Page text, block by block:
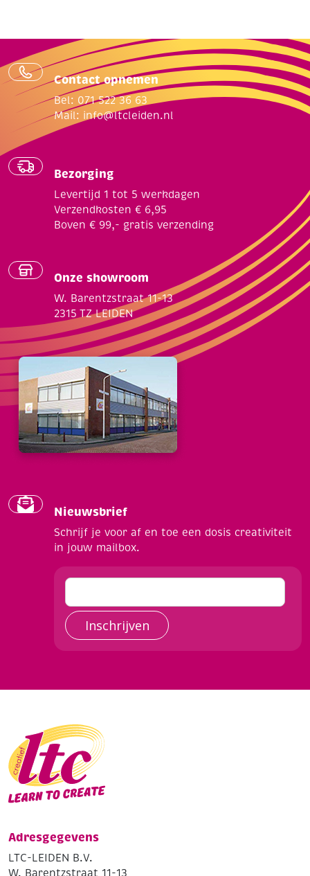
Contact opnemen
Bel: 071 522 36 63
Mail: info@ltcleiden.nl
Bezorging
Levertijd 1 tot 5 werkdagen
Verzendkosten € 6,95
Boven € 99,- gratis verzending
Onze showroom
W. Barentzstraat 11-13
2315 TZ LEIDEN
Nieuwsbrief
Schrijf je voor af en toe een dosis creativiteit
in jouw mailbox.
Inschrijven
Adresgegevens
LTC-LEIDEN B.V.
W. Barentzstraat 11-13